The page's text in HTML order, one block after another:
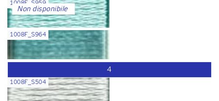
Non disponibile
1008F_S959
1008F_S964
4
1008F_S504